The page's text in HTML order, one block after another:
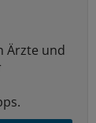
Ärzte und